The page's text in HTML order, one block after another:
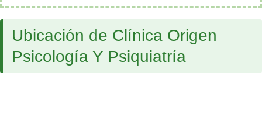
Ubicación de Clínica Origen
Psicología Y Psiquiatría